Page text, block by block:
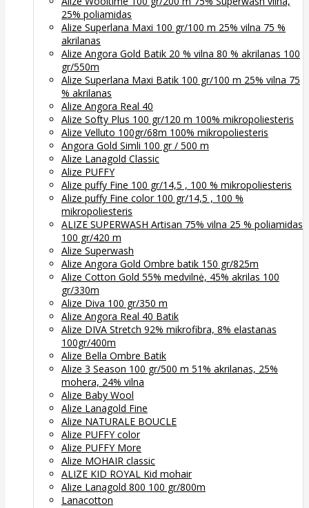
25% poliamidas
Alize Superlana Maxi 100 gr/100 m 25% vilna 75 %
akrilanas
Alize Angora Gold Batik 20 % vilna 80 % akrilanas 100
gr/550m
Alize Superlana Maxi Batik 100 gr/100 m 25% vilna 75
% akrilanas
Alize Angora Real 40
Alize Softy Plus 100 gr/120 m 100% mikropoliesteris
Alize Velluto 100gr/68m 100% mikropoliesteris
Angora Gold Simli 100 gr / 500 m
Alize Lanagold Classic
Alize PUFFY
Alize puffy Fine 100 gr/14,5 , 100 % mikropoliesteris
Alize puffy Fine color 100 gr/14,5 , 100 %
mikropoliesteris
ALIZE SUPERWASH Artisan 75% vilna 25 % poliamidas
100 gr/420 m
Alize Superwash
Alize Angora Gold Ombre batik 150 gr/825m
Alize Cotton Gold 55% medvilnė, 45% akrilas 100
gr/330m
Alize Diva 100 gr/350 m
Alize Angora Real 40 Batik
Alize DIVA Stretch 92% mikrofibra, 8% elastanas
100gr/400m
Alize Bella Ombre Batik
Alize 3 Season 100 gr/500 m 51% akrilanas, 25%
mohera, 24% vilna
Alize Baby Wool
Alize Lanagold Fine
Alize NATURALE BOUCLE
Alize PUFFY color
Alize PUFFY More
Alize MOHAIR classic
ALIZE KID ROYAL Kid mohair
Alize Lanagold 800 100 gr/800m
Lanacotton